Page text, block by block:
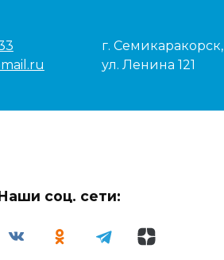
г. Семикаракорск,
ул. Ленина 121
соц. сети: